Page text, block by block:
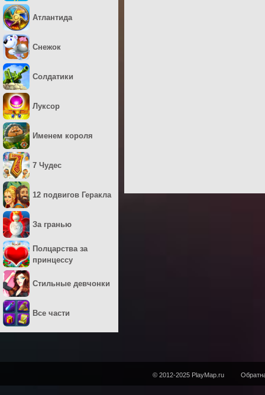
Атлантида
Снежок
Солдатики
Луксор
Именем короля
7 Чудес
12 подвигов Геракла
За гранью
Полцарства за
принцессу
Стильные девчонки
Все части
© 2012-2025 PlayMap.ru